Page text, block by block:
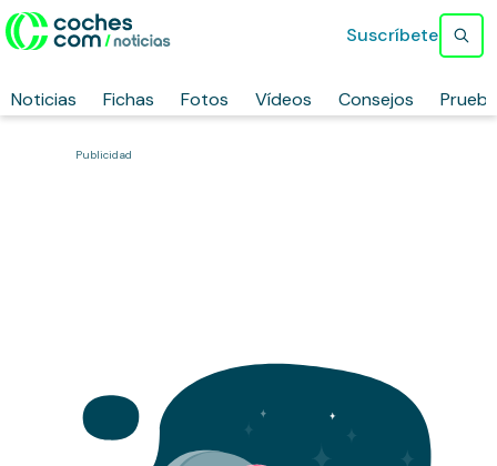
Noticias Fichas Fotos Vídeos Consejos
Suscríbete
Publicidad